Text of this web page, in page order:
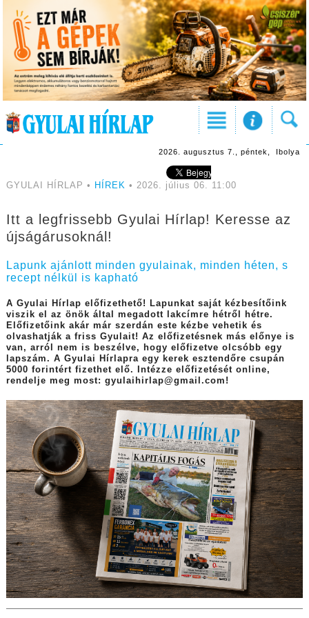
2026. augusztus 7., péntek, Ibolya
GYULAI HÍRLAP • HÍREK • 2026. július 06. 11:00
Itt a legfrissebb Gyulai Hírlap! Keresse az
újságárusoknál!
Lapunk ajánlott minden gyulainak, minden héten, s
recept nélkül is kapható
A Gyulai Hírlap előfizethető! Lapunkat saját kézbesítőink
viszik el az önök által megadott lakcímre hétről hétre.
Előfizetőink akár már szerdán este kézbe vehetik és
olvashatják a friss Gyulait! Az előfizetésnek más előnye is
van, arról nem is beszélve, hogy előfizetve olcsóbb egy
lapszám. A Gyulai Hírlapra egy kerek esztendőre csupán
5000 forintért fizethet elő. Intézze előfizetését online,
rendelje meg most: gyulaihirlap@gmail.com!